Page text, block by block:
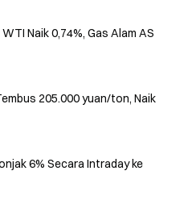
Naik 0,74%, Gas Alam AS
205.000 yuan/ton, Naik
6% Secara Intraday ke